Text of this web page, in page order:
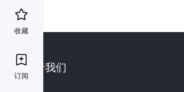
收藏
订阅
关于我们